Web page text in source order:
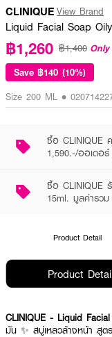
CLINIQUE View Brand
Liquid Facial Soap
฿1,260 ฿1,400
Save ฿140 (10%)
Size 200 ML •
ซื้อ CLINIQUE
1,590.-/ออเดอ
ซื้อ CLINIQUE
15ml. มูลค่ารว
Product Detail
Product
CLINIQUE - Liquid
มัน ✨ สบู่เหลวล้างหน้า สูต